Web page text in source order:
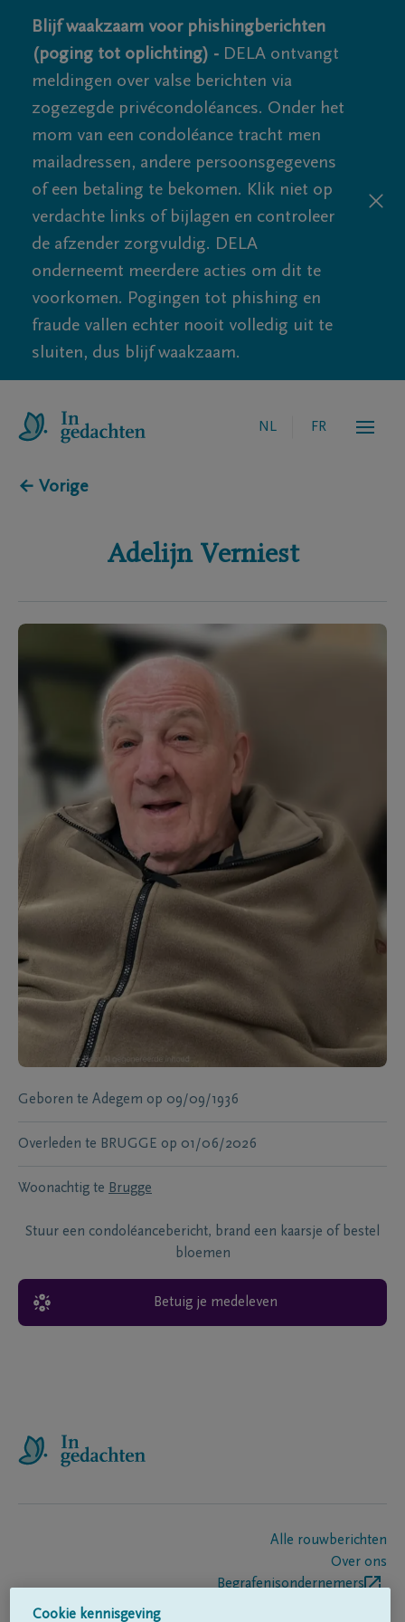
Blijf waakzaam voor phishingberichten
(poging tot oplichting) - DELA ontvangt
meldingen over valse berichten via
zogezegde privécondoléances. Onder het
mom van een condoléance tracht men
mailadressen, andere persoonsgegevens
of een betaling te bekomen. Klik niet op
verdachte links of bijlagen en controleer
de afzender zorgvuldig. DELA
onderneemt meerdere acties om dit te
voorkomen. Pogingen tot phishing en
fraude vallen echter nooit volledig uit te
sluiten, dus blijf waakzaam.
NL FR
← Vorige
Adelijn Verniest
Geboren te Adegem op 09/09/1936
Overleden te BRUGGE op 01/06/2026
Woonachtig te Brugge
Stuur een condoléancebericht, brand een kaarsje of bestel
bloemen
Betuig je medeleven
Alle rouwberichten
Over ons
Begrafenisondernemers
Cookie kennisgeving